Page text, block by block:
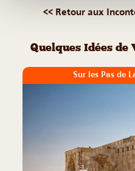
<< Retour aux
Quelques Idées de
Sur les Pas de